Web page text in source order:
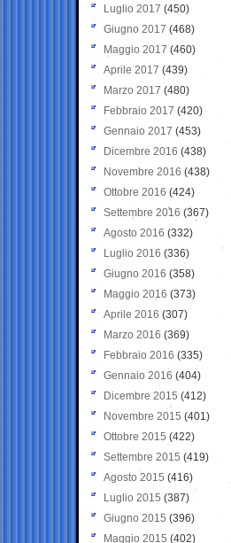
Luglio 2017 (450)
Giugno 2017 (468)
Maggio 2017 (460)
Aprile 2017 (439)
Marzo 2017 (480)
Febbraio 2017 (420)
Gennaio 2017 (453)
Dicembre 2016 (438)
Novembre 2016 (438)
Ottobre 2016 (424)
Settembre 2016 (367)
Agosto 2016 (332)
Luglio 2016 (336)
Giugno 2016 (358)
Maggio 2016 (373)
Aprile 2016 (307)
Marzo 2016 (369)
Febbraio 2016 (335)
Gennaio 2016 (404)
Dicembre 2015 (412)
Novembre 2015 (401)
Ottobre 2015 (422)
Settembre 2015 (419)
Agosto 2015 (416)
Luglio 2015 (387)
Giugno 2015 (396)
Maggio 2015 (402)